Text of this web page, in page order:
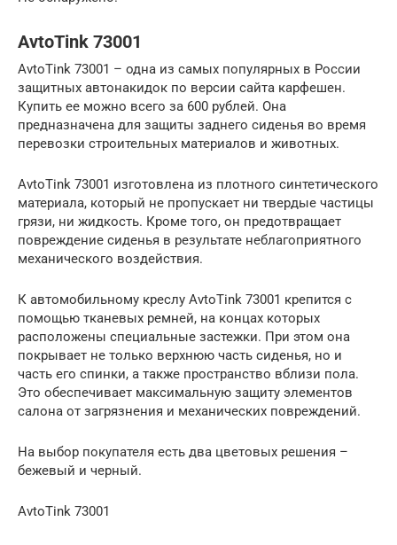
AvtoTink 73001
AvtoTink 73001 – одна из самых популярных в России
защитных автонакидок по версии сайта карфешен.
Купить ее можно всего за 600 рублей. Она
предназначена для защиты заднего сиденья во время
перевозки строительных материалов и животных.
AvtoTink 73001 изготовлена из плотного синтетического
материала, который не пропускает ни твердые частицы
грязи, ни жидкость. Кроме того, он предотвращает
повреждение сиденья в результате неблагоприятного
механического воздействия.
К автомобильному креслу AvtoTink 73001 крепится с
помощью тканевых ремней, на концах которых
расположены специальные застежки. При этом она
покрывает не только верхнюю часть сиденья, но и
часть его спинки, а также пространство вблизи пола.
Это обеспечивает максимальную защиту элементов
салона от загрязнения и механических повреждений.
На выбор покупателя есть два цветовых решения –
бежевый и черный.
AvtoTink 73001